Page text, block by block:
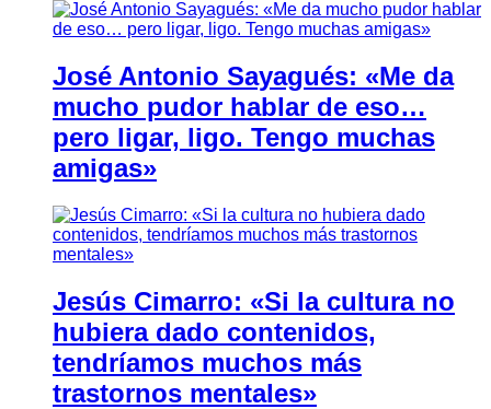
José Antonio Sayagués: «Me da
mucho pudor hablar de eso…
pero ligar, ligo. Tengo muchas
amigas»
Jesús Cimarro: «Si la cultura no
hubiera dado contenidos,
tendríamos muchos más
trastornos mentales»